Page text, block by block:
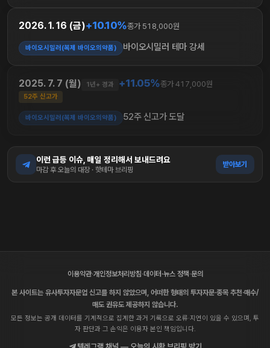
2026. 1. 16 (금)+10.10%종가 518,000원
바이오시밀러(복제 바이오의약품) 바이오시밀러 테마 강세
2025. 7. 7 (월) 1년+ 경과 +11.05%종가 417,000원
52주 신고가
바이오시밀러(복제 바이오의약품) 52주 신고가 도달
이런 급등 이슈, 매일 정리해서 보내드려요
마감 후 오늘의 대장 · 핫테마 브리핑
받아보기
이용약관·개인정보처리방침·데이터·뉴스 정책·문의
본 사이트는 유사투자자문업 신고를 하지 않았으며, 어떠한 형태의 투자자문·종목 추천·매수/
매도 권유도 제공하지 않습니다.
모든 정보는 공개 데이터를 기계적으로 집계한 과거 기록으로 오류·지연이 있을 수 있으며, 투
자 판단과 그 손익은 이용자 본인 책임입니다.